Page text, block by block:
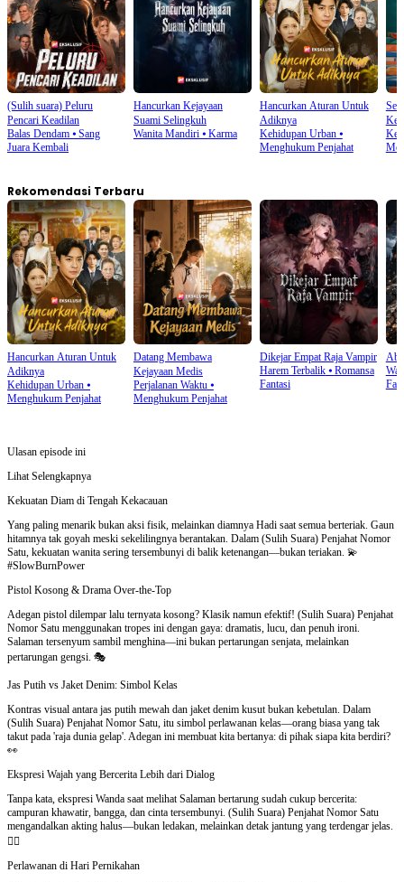
(Sulih suara) Peluru
Pencari Keadilan
Balas Dendam ⦁ Sang
Juara Kembali
Hancurkan Kejayaan
Suami Selingkuh
Wanita Mandiri⦁ Karma
Hancurkan Aturan Untuk
Adiknya
Kehidupan Urban⦁
Menghukum Penjahat
Rekomendasi Terbaru
Hancurkan Aturan Untuk
Adiknya
Kehidupan Urban ⦁
Menghukum Penjahat
Datang Membawa
Kejayaan Medis
Perjalanan Waktu⦁
Menghukum Penjahat
Dikejar Empat Raja Vampir
Harem Terbalik⦁ Romansa
Fantasi
Ulasan episode ini
Lihat Selengkapnya
Kekuatan Diam di Tengah Kekacauan
Yang paling menarik bukan aksi fisik, melainkan diamnya Hadi saat semua berteriak. Gaun
hitamnya tak goyah meski sekelilingnya berantakan. Dalam (Sulih Suara) Penjahat Nomor
Satu, kekuatan wanita sering tersembunyi di balik ketenangan—bukan teriakan. 💫
#SlowBurnPower
Pistol Kosong & Drama Over-the-Top
Adegan pistol dilempar lalu ternyata kosong? Klasik namun efektif! (Sulih Suara) Penjahat
Nomor Satu menggunakan tropes ini dengan gaya: dramatis, lucu, dan penuh ironi.
Salaman tersenyum sambil menghina—ini bukan pertarungan senjata, melainkan
pertarungan gengsi. 🎭
Jas Putih vs Jaket Denim: Simbol Kelas
Kontras visual antara jas putih mewah dan jaket denim kusut bukan kebetulan. Dalam
(Sulih Suara) Penjahat Nomor Satu, itu simbol perlawanan kelas—orang biasa yang tak
takut pada 'raja dunia gelap'. Adegan ini membuat kita bertanya: di pihak siapa kita berdiri?
👀
Ekspresi Wajah yang Bercerita Lebih dari Dialog
Tanpa kata, ekspresi Wanda saat melihat Salaman bertarung sudah cukup bercerita:
campuran khawatir, bangga, dan cinta tersembunyi. (Sulih Suara) Penjahat Nomor Satu
mengandalkan akting halus—bukan ledakan, melainkan detak jantung yang terdengar jelas.
❤️‍🔥
Perlawanan di Hari Pernikahan